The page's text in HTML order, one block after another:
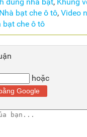
Nhà bạt che ô tô, Video
bạt che ô tô
hoặc
Google